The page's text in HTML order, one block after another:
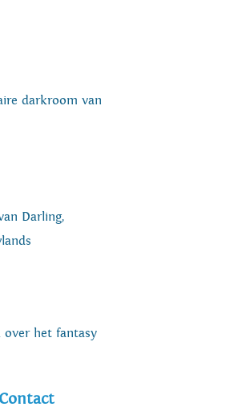
darkroom van
Darling,
over het fantasy